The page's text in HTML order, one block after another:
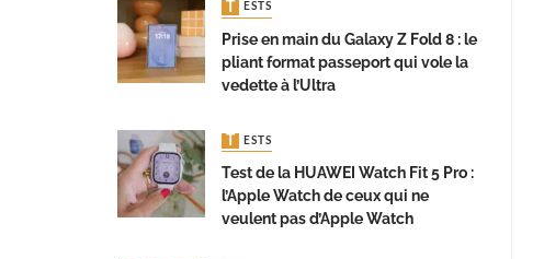
TESTS
Prise en main du Galaxy Z Fold 8 : le
pliant format passeport qui vole la
vedette à l’Ultra
TESTS
Test de la HUAWEI Watch Fit 5 Pro :
l’Apple Watch de ceux qui ne
veulent pas d’Apple Watch